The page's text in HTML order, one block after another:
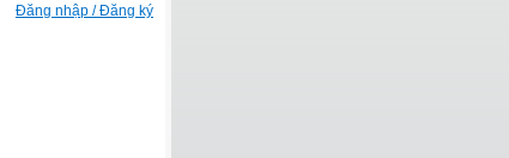
Đăng nhập / Đăng ký